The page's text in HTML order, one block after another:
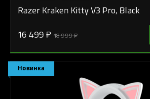
Razer Kraken Kitty V3 Pro, Black
16 499 ₽ 18 999 ₽
Новинка